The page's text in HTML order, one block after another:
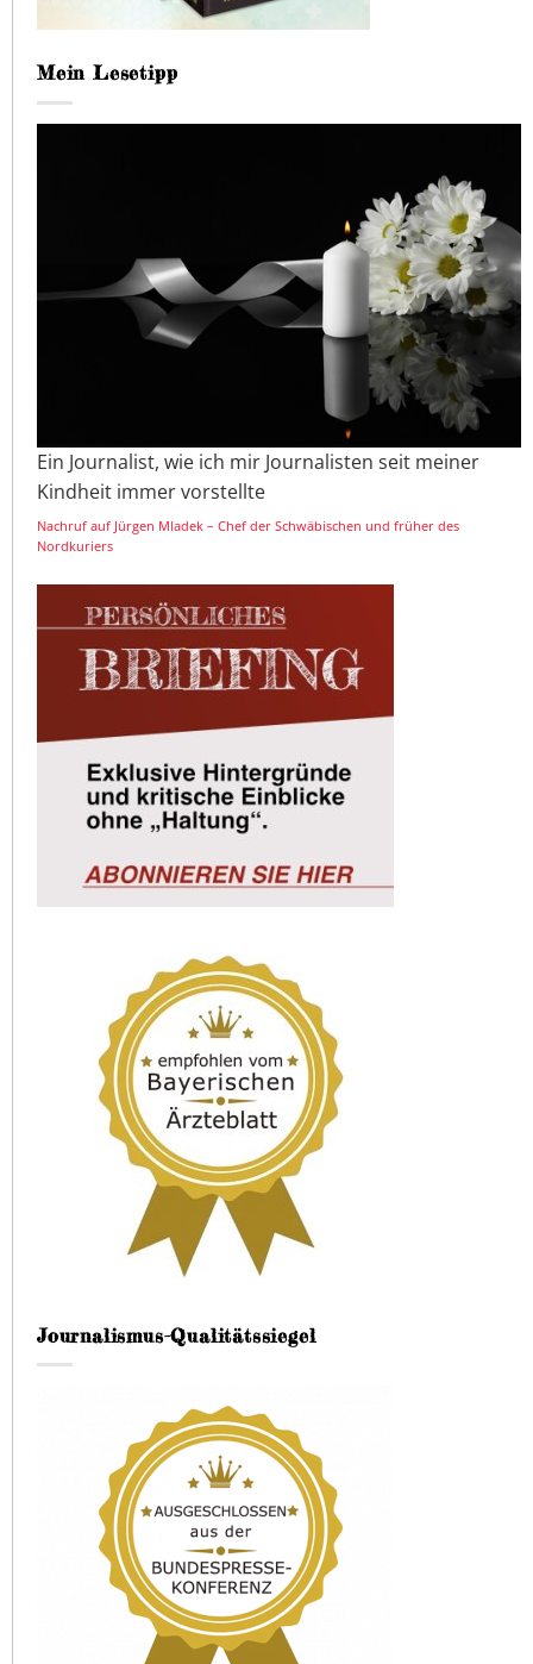
Mein Lesetipp
Ein Journalist, wie ich mir Journalisten seit meiner
Kindheit immer vorstellte
Nachruf auf Jürgen Mladek – Chef der Schwäbischen und früher des
Nordkuriers
Journalismus-Qualitätssiegel